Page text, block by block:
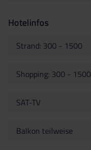
Hotelinfos
Strand: 300 - 1500
Shopping: 300 - 1500
SAT-TV
Balkon teilweise